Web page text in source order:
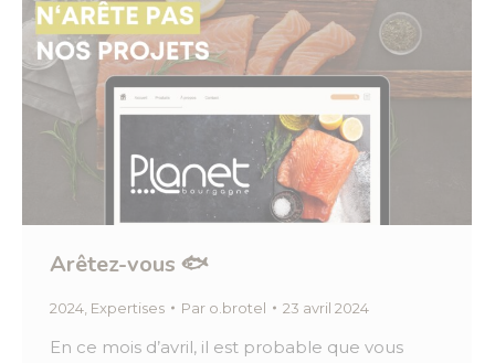
Arêtez-vous 🐟
2024 Expertises Par o.brotel 23 avril 2024
En ce mois d’avril, il est probable que vous